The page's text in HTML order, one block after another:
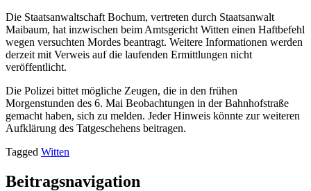
Die Staatsanwaltschaft Bochum, vertreten durch Staatsanwalt
Maibaum, hat inzwischen beim Amtsgericht Witten einen Haftbefehl
wegen versuchten Mordes beantragt. Weitere Informationen werden
derzeit mit Verweis auf die laufenden Ermittlungen nicht
veröffentlicht.
Die Polizei bittet mögliche Zeugen, die in den frühen
Morgenstunden des 6. Mai Beobachtungen in der Bahnhofstraße
gemacht haben, sich zu melden. Jeder Hinweis könnte zur weiteren
Aufklärung des Tatgeschehens beitragen.
Tagged Witten
Beitragsnavigation